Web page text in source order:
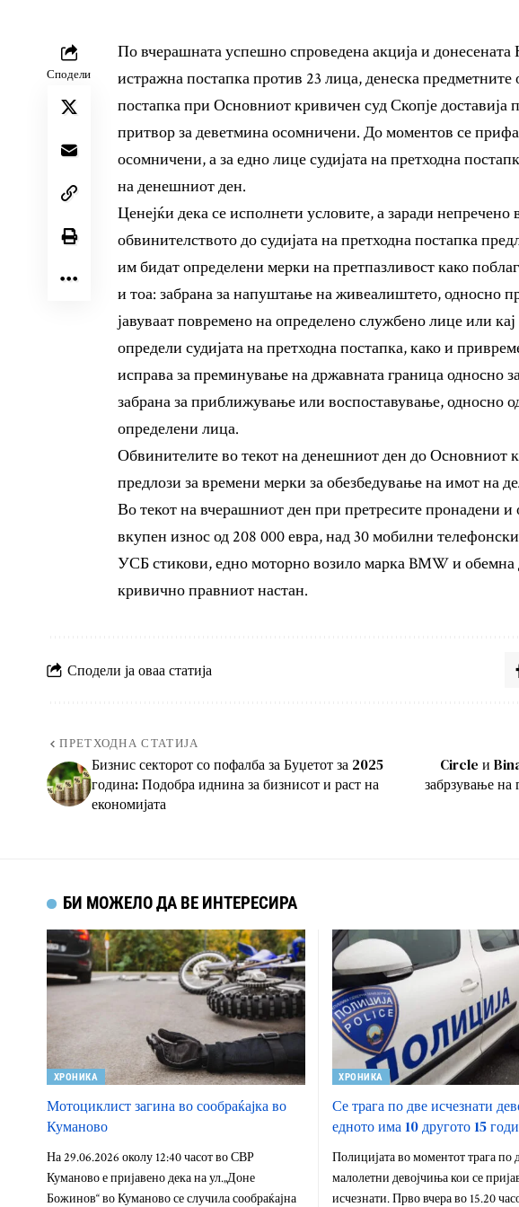
Сподели
По вчерашната успешно спроведена акција и донесената
истражна постапка против 23 лица, денеска предметните
постапка при Основниот кривичен суд Скопје доставија
притвор за деветмина осомничени. До моментов се
осомничени, а за едно лице судијата на претходна
на денешниот ден.
Ценејќи дека се исполнети условите, а заради
обвинителството до судијата на претходна постапка
им бидат определени мерки на претпазливост како
и тоа: забрана за напуштање на живеалиштето, односно
јавуваат повремено на определено службено лице или
определи судијата на претходна постапка, како и
исправа за преминување на државната граница односно
забрана за приближување или воспоставување, односно
определени лица.
Обвинителите во текот на денешниот ден до Основниот
предлози за времени мерки за обезбедување на имот на
Во текот на вчерашниот ден при претресите пронадени и
вкупен износ од 208 000 евра, над 30 мобилни
УСБ стикови, едно моторно возило марка BMW и обемна
кривично правниот настан.
Сподели ја оваа статија
ПРЕТХОДНА СТАТИЈА
Бизнис секторот со пофалба за Буџетот за 2025
година: Подобра иднина за бизнисот и раст на
економијата
Circle и
забрзување на
БИ МОЖЕЛО ДА ВЕ ИНТЕРЕСИРА
ХРОНИКА
Мотоциклист загина во сообраќајка во
Куманово
На 29.06.2026 околу 12:40 часот во СВР
Куманово е пријавено дека на ул.„Доне
Божинов“ во Куманово се случила сообраќајна
ХРОНИКА
Се трага по две исчезнати
едното има 10 другото 15
Полицијата во моментот трага по
малолетни девојчиња кои се
исчезнати. Прво вчера во 15.20